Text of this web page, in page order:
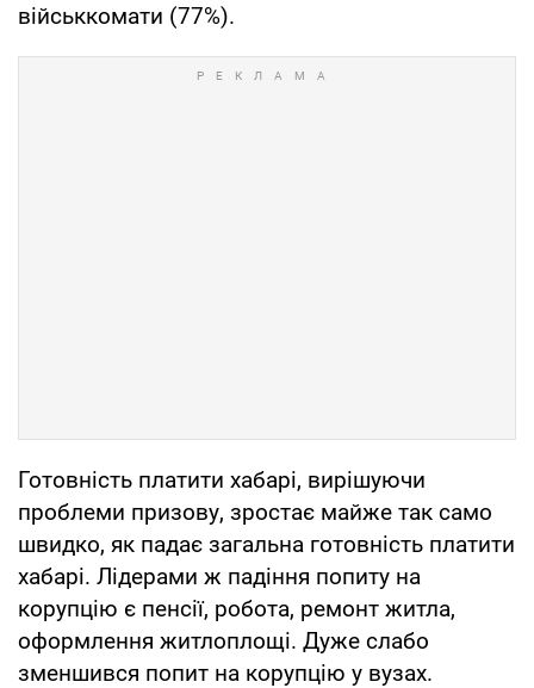
військкомати (77%).
Готовність платити хабарі, вирішуючи
проблеми призову, зростає майже так само
швидко, як падає загальна готовність платити
хабарі. Лідерами ж падіння попиту на
корупцію є пенсії, робота, ремонт житла,
оформлення житлоплощі. Дуже слабо
зменшився попит на корупцію у вузах.